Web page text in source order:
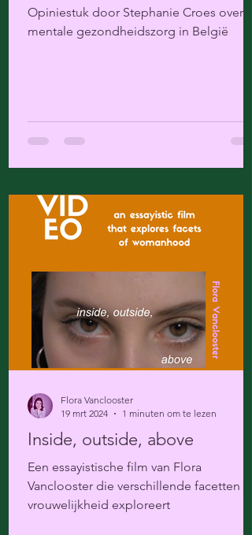
Opiniestuk door Stephanie Croes over
mentale gezondheidszorg in België
Inside, outside, above
Een essayistische film van Flora
Vanclooster die verschillende facetten
vrouwelijkheid exploreert
Flora Vanclooster
19 mrt 2024
1 minuten om te lezen